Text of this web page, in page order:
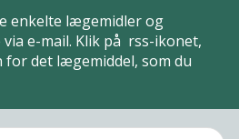
enkelte lægemidler og
e-mail. Klik på rss-ikonet,
for det lægemiddel, som du